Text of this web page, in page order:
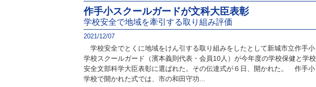
作手小スクールガードが文科大臣表彰
学校安全で地域を牽引する取り組み評価
2021/12/07
学校安全でとくに地域をけん引する取り組みをしたとして新城市立作手小
学校スクールガード（濱本義則代表・会員10人）が今年度の学校保健と学校
安全文部科学大臣表彰に選ばれた。その伝達式が６日、開かれた。 作手小
学校で開かれた式では、市の和田守功...